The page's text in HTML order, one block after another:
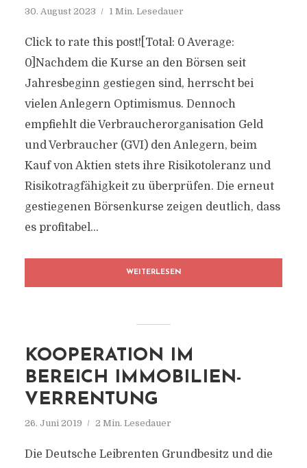
30. August 2023 1 Min. Lesedauer
Click to rate this post![Total: 0 Average:
0]Nachdem die Kurse an den Börsen seit
Jahresbeginn gestiegen sind, herrscht bei
vielen Anlegern Optimismus. Dennoch
empfiehlt die Verbraucherorganisation Geld
und Verbraucher (GVI) den Anlegern, beim
Kauf von Aktien stets ihre Risikotoleranz und
Risikotragfähigkeit zu überprüfen. Die erneut
gestiegenen Börsenkurse zeigen deutlich, dass
es profitabel...
WEITERLESEN
KOOPERATION IM
BEREICH IMMOBILIEN-
VERRENTUNG
26. Juni 2019 2 Min. Lesedauer
Die Deutsche Leibrenten Grundbesitz und die